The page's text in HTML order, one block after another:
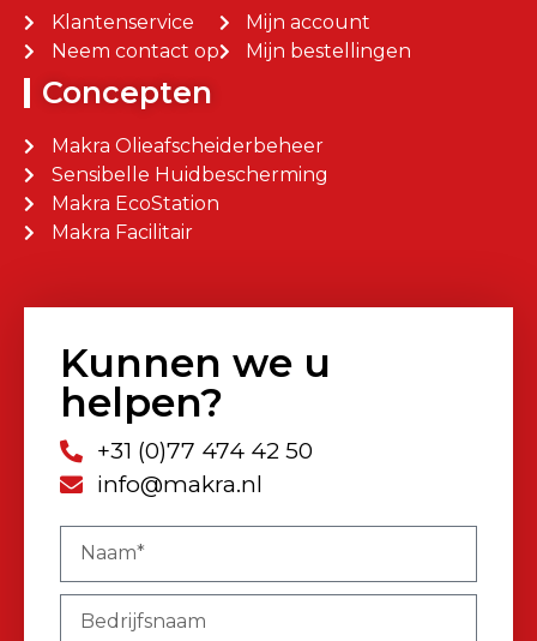
Klantenservice
Neem contact op
Mijn account
Mijn bestellingen
Concepten
Makra Olieafscheiderbeheer
Sensibelle Huidbescherming
Makra EcoStation
Makra Facilitair
Kunnen we u
helpen?
+31 (0)77 474 42 50
info@makra.nl